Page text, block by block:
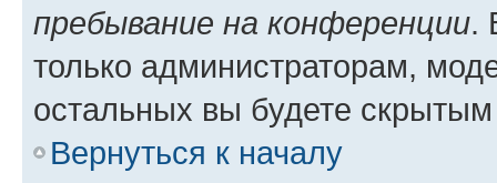
пребывание на конференции.
только администраторам,
остальных вы будете
Вернуться к началу